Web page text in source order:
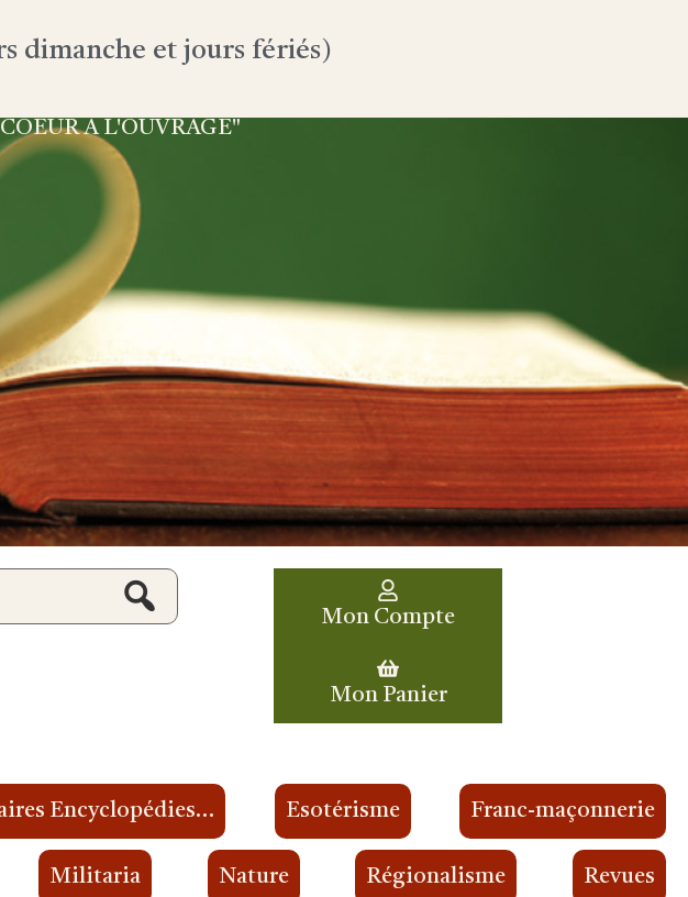
dimanche et jours fériés)
À L'OUVRAGE"
Mon Compte
Mon Panier
Encyclopédies… Esotérisme Franc-maçonnerie
Militaria Nature Régionalisme Revues